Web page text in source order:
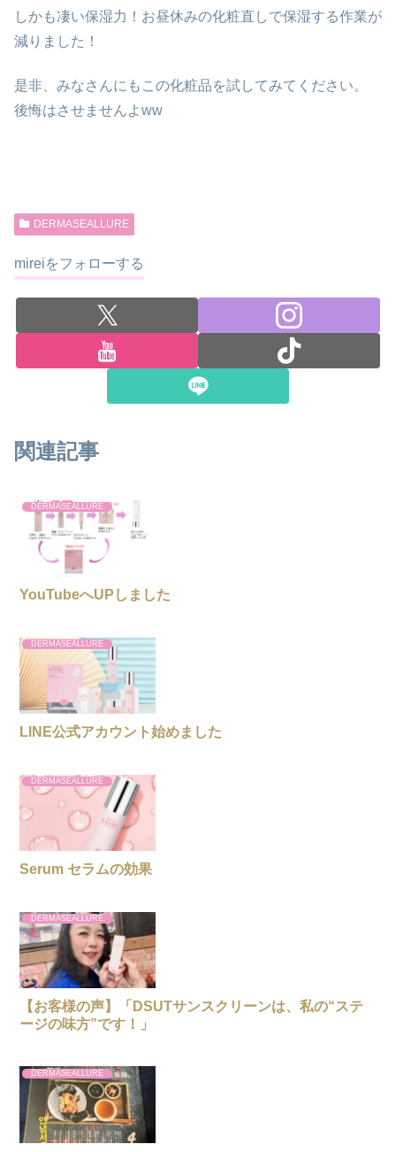
しかも凄い保湿力！お昼休みの化粧直しで保湿する作業が
減りました！
是非、みなさんにもこの化粧品を試してみてください。
後悔はさせませんよww
DERMASEALLURE
mireiをフォローする
関連記事
DERMASEALLURE
YouTubeへUPしました
DERMASEALLURE
LINE公式アカウント始めました
DERMASEALLURE
Serum セラムの効果
DERMASEALLURE
【お客様の声】「DSUTサンスクリーンは、私の“ステ
ージの味方”です！」
DERMASEALLURE